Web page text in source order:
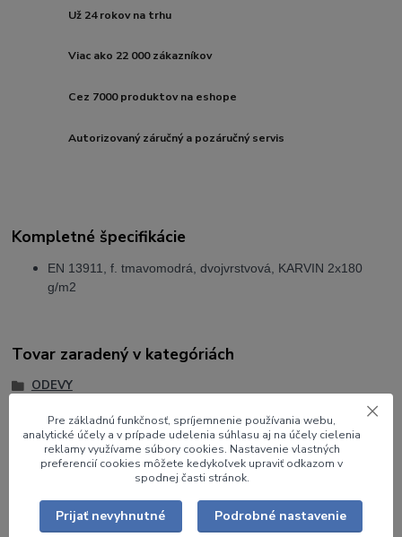
Už 24 rokov na trhu
Viac ako 22 000 zákazníkov
Cez 7000 produktov na eshope
Autorizovaný záručný a pozáručný servis
Kompletné špecifikácie
EN 13911, f. tmavomodrá, dvojvrstvová, KARVIN 2x180
g/m2
Tovar zaradený v kategóriách
ODEVY
PRILBY
Kukly
Termoprádlo
Iné OOPP a doplnky
Termoprádlo nehorľavé
Pre základnú funkčnosť, spríjemnenie používania webu,
analytické účely a v prípade udelenia súhlasu aj na účely cielenia
reklamy využívame súbory cookies. Nastavenie vlastných
preferencií cookies môžete kedykoľvek upraviť odkazom v
spodnej časti stránok.
Prijať nevyhnutné Podrobné nastavenie